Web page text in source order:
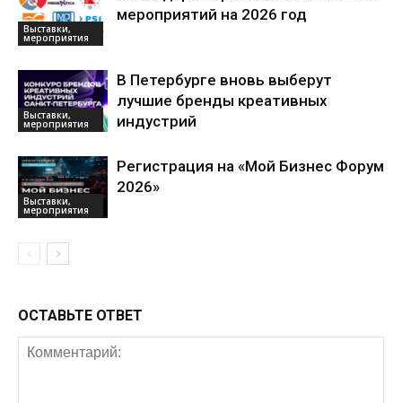
Выставки,
мероприятия
мероприятий на 2026 год
Выставки,
мероприятия
В Петербурге вновь выберут
лучшие бренды креативных
индустрий
Выставки,
мероприятия
Регистрация на «Мой Бизнес Форум
2026»
ОСТАВЬТЕ ОТВЕТ